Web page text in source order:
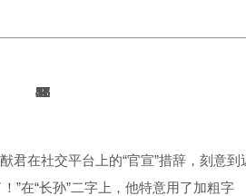
37
2
2
2
2
12
11
8
8
3
3
4
8
君在社交平台上的“官宣”措辞，刻意到
在“长孙”二字上，他特意用了加粗字
46
46
47
21
22
55
56
55